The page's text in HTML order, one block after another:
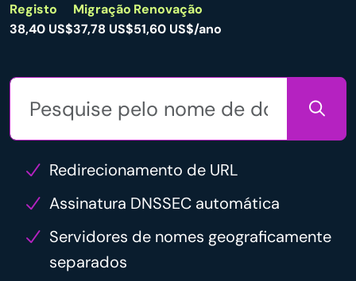
Registo
38,40 US$
Migração
37,78 US$
Renovação
51,60 US$/ano
Redirecionamento de URL
Assinatura DNSSEC automática
Servidores de nomes geograficamente
separados